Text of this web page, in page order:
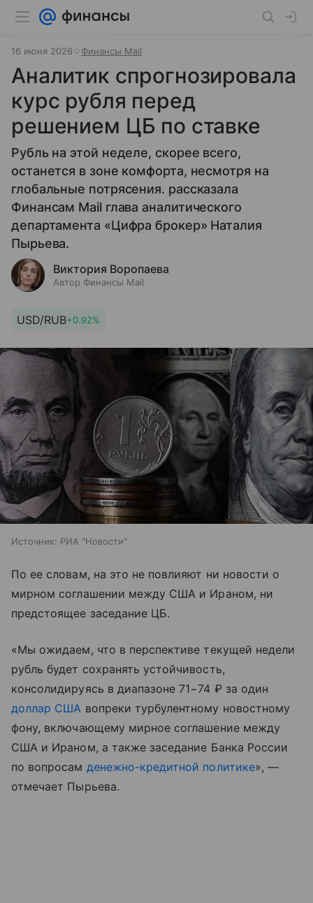
16 июня 2026 Финансы Mail
Аналитик спрогнозировала
курс рубля перед
решением ЦБ по ставке
Рубль на этой неделе, скорее всего,
останется в зоне комфорта, несмотря на
глобальные потрясения. рассказала
Финансам Mail глава аналитического
департамента «Цифра брокер» Наталия
Пырьева.
Виктория Воропаева
Автор Финансы Mail
USD/RUB+0.92%
Источник: РИА "Новости"
По ее словам, на это не повлияют ни новости о
мирном соглашении между США и Ираном, ни
предстоящее заседание ЦБ.
«Мы ожидаем, что в перспективе текущей недели
рубль будет сохранять устойчивость,
консолидируясь в диапазоне 71−74 ₽ за один
доллар США вопреки турбулентному новостному
фону, включающему мирное соглашение между
США и Ираном, а также заседание Банка России
по вопросам денежно-кредитной политике», —
отмечает Пырьева.